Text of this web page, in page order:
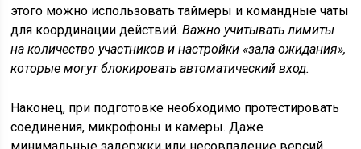
этого можно использовать таймеры и командные чаты
для координации действий.Важно учитывать лимиты
на количество участников и настройки «зала ожидания»,
которые могут блокировать автоматический вход.
Наконец, при подготовке необходимо протестировать
соединения, микрофоны и камеры. Даже